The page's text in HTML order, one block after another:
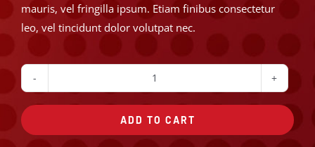
mauris, vel fringilla ipsum. Etiam finibus consectetur
leo, vel tincidunt dolor volutpat nec.
The
Donut
Burger
ADD TO CART